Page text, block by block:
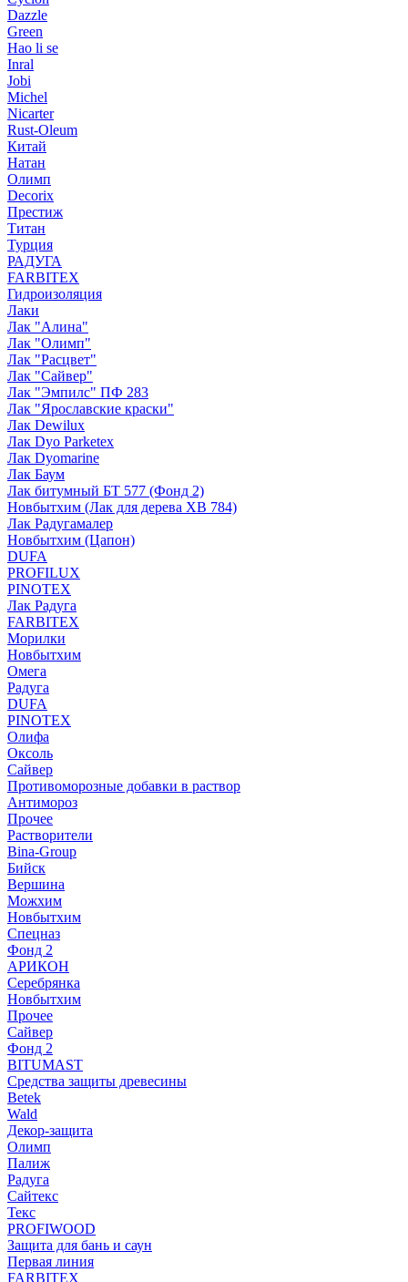
Dazzle
Green
Hao li se
Inral
Jobi
Michel
Nicarter
Rust-Oleum
Китай
Натан
Олимп
Decorix
Престиж
Титан
Турция
РАДУГА
FARBITEX
Гидроизоляция
Лаки
Лак "Алина"
Лак "Олимп"
Лак "Расцвет"
Лак "Сайвер"
Лак "Эмпилс" ПФ 283
Лак "Ярославские краски"
Лак Dewilux
Лак Dyo Parketex
Лак Dyomarine
Лак Баум
Лак битумный БТ 577 (Фонд 2)
Новбытхим (Лак для дерева ХВ 784)
Лак Радугамалер
Новбытхим (Цапон)
DUFA
PROFILUX
PINOTEX
Лак Радуга
FARBITEX
Морилки
Новбытхим
Омега
Радуга
DUFA
PINOTEX
Олифа
Оксоль
Сайвер
Противоморозные добавки в раствор
Антимороз
Прочее
Растворители
Bina-Group
Бийск
Вершина
Можхим
Новбытхим
Спецназ
Фонд 2
АРИКОН
Серебрянка
Новбытхим
Прочее
Сайвер
Фонд 2
BITUMAST
Средства защиты древесины
Betek
Wald
Декор-защита
Олимп
Палиж
Радуга
Сайтекс
Текс
PROFIWOOD
Защита для бань и саун
Первая линия
FARBITEX